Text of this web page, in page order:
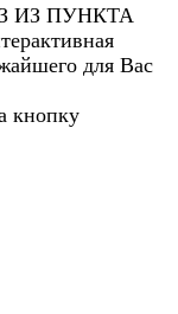
ИЗ ПУНКТА
для Вас
кнопку